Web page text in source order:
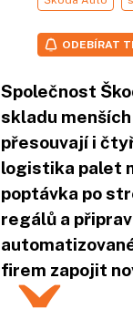
ODEBÍRAT
Společnost
skladu
přesouvají i
logistika palet
poptávka po
regálů a
firem zapojit